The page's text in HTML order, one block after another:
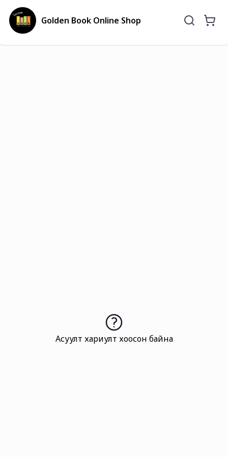
Golden Book Online Shop
Асуулт хариулт хоосон байна